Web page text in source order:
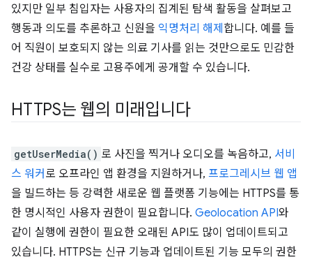
있지만 일부 침입자는 사용자의 집계된 탐색 활동을 살펴보고
행동과 의도를 추론하고 신원을 익명처리 해제 합니다. 예를 들
어 직원이 보호되지 않는 의료 기사를 읽는 것만으로도 민감한
건강 상태를 실수로 고용주에게 공개할 수 있습니다.
HTTPS는 웹의 미래입니다
getUserMedia() 로 사진을 찍거나 오디오를 녹음하고, 서비
스 워커 로 오프라인 앱 환경을 지원하거나, 프로그레시브 웹 앱
을 빌드하는 등 강력한 새로운 웹 플랫폼 기능에는 HTTPS를 통
한 명시적인 사용자 권한이 필요합니다. Geolocation API와
같이 실행에 권한이 필요한 오래된 API도 많이 업데이트되고
있습니다. HTTPS는 신규 기능과 업데이트된 기능 모두의 권한